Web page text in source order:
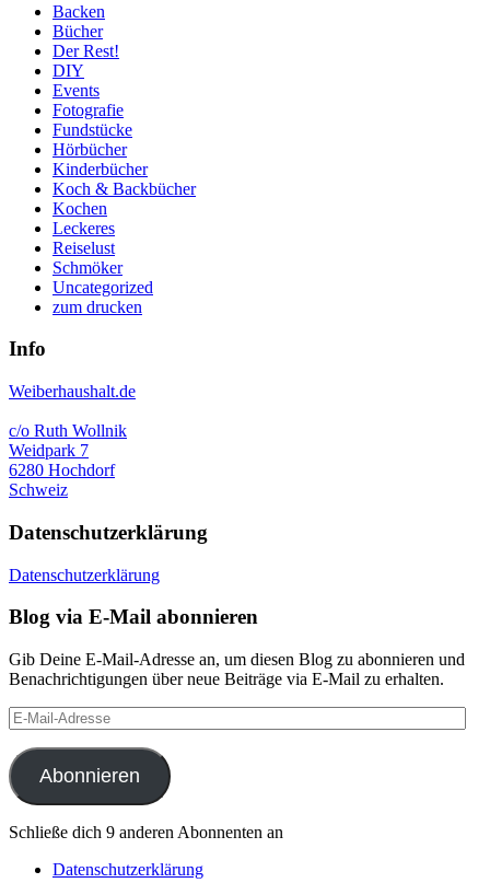
Backen
Bücher
Der Rest!
DIY
Events
Fotografie
Fundstücke
Hörbücher
Kinderbücher
Koch & Backbücher
Kochen
Leckeres
Reiselust
Schmöker
Uncategorized
zum drucken
Info
Weiberhaushalt.de
c/o Ruth Wollnik
Weidpark 7
6280 Hochdorf
Schweiz
Datenschutzerklärung
Datenschutzerklärung
Blog via E-Mail abonnieren
Gib Deine E-Mail-Adresse an, um diesen Blog zu abonnieren und
Benachrichtigungen über neue Beiträge via E-Mail zu erhalten.
E-
Mail-
Adresse
Abonnieren
Schließe dich 9 anderen Abonnenten an
Datenschutzerklärung